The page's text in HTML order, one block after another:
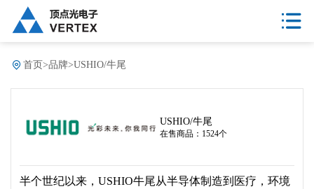
首页 >品牌>USHIO/牛尾
USHIO/牛尾
在售商品：1524个
半个世纪以来，USHIO牛尾从半导体制造到医疗，环境